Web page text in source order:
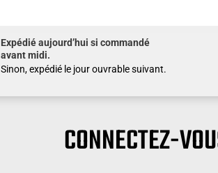
Expédié aujourd’hui si commandé
avant midi.
Sinon, expédié le jour ouvrable suivant.
CONNECTEZ-